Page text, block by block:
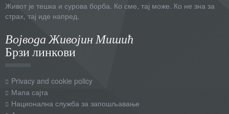
Живот је тешка и сурова борба. Ко сме, тај може. Ко не зна за
страх, тај иде напред.
Војвода Живојин Мишић
Брзи линкови
Privacy and cookie policy
Мапа сајта
Национална служба за запошљавање